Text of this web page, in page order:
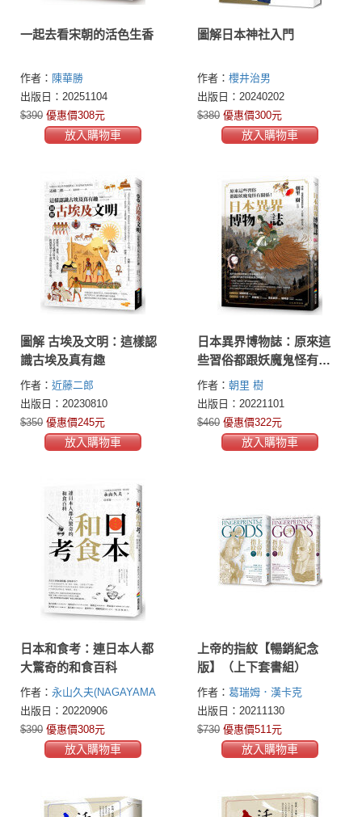
一起去看宋朝的活色生香
作者： 陳華勝
出版日：20251104
$390 優惠價308元
放入購物車
圖解日本神社入門
作者： 櫻井治男
出版日：20240202
$380 優惠價300元
放入購物車
圖解 古埃及文明：這樣認
識古埃及真有趣
作者： 近藤二郎
出版日：20230810
$350 優惠價245元
放入購物車
日本異界博物誌：原來這
些習俗都跟妖魔鬼怪有關
係！
作者： 朝里 樹
出版日：20221101
$460 優惠價322元
放入購物車
日本和食考：連日本人都
大驚奇的和食百科
作者： 永山久夫(NAGAYAMA
HISAO)
出版日：20220906
$390 優惠價308元
放入購物車
上帝的指紋【暢銷紀念
版】（上下套書組）
作者： 葛瑞姆．漢卡克
(Graham Hancock)
出版日：20211130
$730 優惠價511元
放入購物車